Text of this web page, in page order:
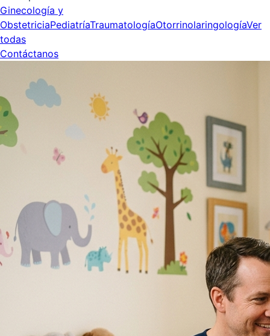
Ginecología y
ObstetriciaPediatríaTraumatologíaOtorrinolaringologíaVer
todas
Contáctanos